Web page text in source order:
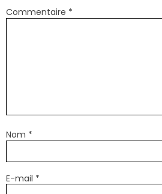
Commentaire *
Nom *
E-mail *